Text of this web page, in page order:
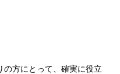
方にとって、確実に役立